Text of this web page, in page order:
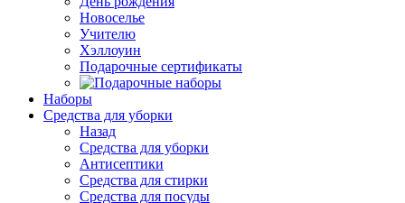
Новоселье
Учителю
Хэллоуин
Подарочные сертификаты
Наборы
Средства для уборки
Назад
Средства для уборки
Антисептики
Средства для стирки
Средства для посуды